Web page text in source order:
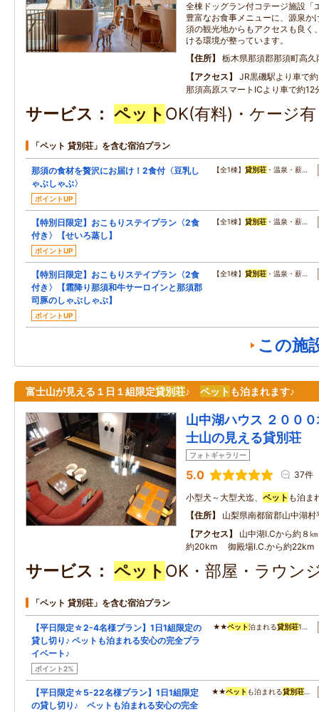
全棟ドッグラン付コテージ施設「
豊富なお食事メニューに、源泉か
須の観光地からもアクセスも良く
ける環境が整っています。
住所
栃木県那須郡那須町高
アクセス
JR黒磯駅より車で
那須高原スマートICより車で約12
サービス ペット OK(有料)・ケージ
「ペット 貸別荘」を含む宿泊プラン
那須の食材を贅沢にお届け！2食付〈豆乳し
ゃぶしゃぶ〉
ポイントUP
【全1棟】貸別荘 ・温泉・薪…
【特別日限定】おこもりステイプラン〈2食
付き〉【せいろ蒸し】
ポイントUP
【全1棟】貸別荘 ・温泉・薪…
【特別日限定】おこもりステイプラン〈2食
付き〉【霜降り那須和牛サーロインと那須郡
司豚のしゃぶしゃぶ】
ポイントUP
【全1棟】貸別荘 ・温泉・薪…
この施
富士山が見える１日１組限定貸別荘♪ ペット も泊まれます♪
山中湖ハウス ２００
士山の見える貸別荘
フォトギャラリー
5.0 37件
小型犬～大型犬迄、 ペット も泊ま
住所
山梨県南都留郡山中湖
アクセス
山中湖I.Cから約８
約20km 御殿場I.C.から約22km
サービス ペット OK・部屋・ラウン
「ペット 貸別荘」を含む宿泊プラン
【平日限定☆2-4名様プラン】1日1組限定の
貸し切り♪ ペットも泊まれる安心の完全プラ
イベート♪
ポイント2%
★★ペット泊まれる貸別荘1…
【平日限定☆5-22名様プラン】1日1組限定
の貸し切り♪ ペットも泊まれる安心の完全
★★ペット も泊まれる貸別荘…